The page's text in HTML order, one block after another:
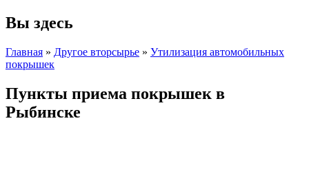
Вы здесь
Главная » Другое вторсырье » Утилизация автомобильных
покрышек
Пункты приема покрышек в
Рыбинске